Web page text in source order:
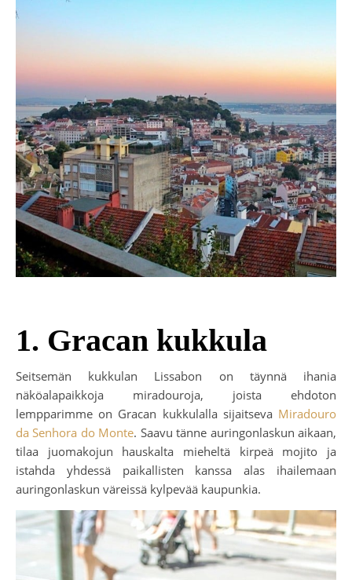
1. Gracan kukkula
Seitsemän kukkulan Lissabon on täynnä ihania
näköalapaikkoja miradouroja, joista ehdoton
lempparimme on Gracan kukkulalla sijaitseva Miradouro
da Senhora do Monte. Saavu tänne auringonlaskun aikaan,
tilaa juomakojun hauskalta mieheltä kirpeä mojito ja
istahda yhdessä paikallisten kanssa alas ihailemaan
auringonlaskun väreissä kylpevää kaupunkia.